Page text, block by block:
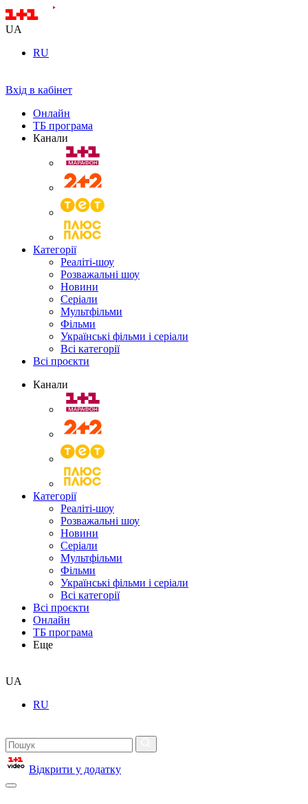
UA
RU
Вхід в кабінет
Онлайн
ТБ програма
Канали
Категорії
Реаліті-шоу
Розважальні шоу
Новини
Серіали
Мультфільми
Фільми
Українські фільми і серіали
Всі категорії
Всі проєкти
Канали
Категорії
Реаліті-шоу
Розважальні шоу
Новини
Серіали
Мультфільми
Фільми
Українські фільми і серіали
Всі категорії
Всі проєкти
Онлайн
ТБ програма
Еще
UA
RU
Відкрити у додатку